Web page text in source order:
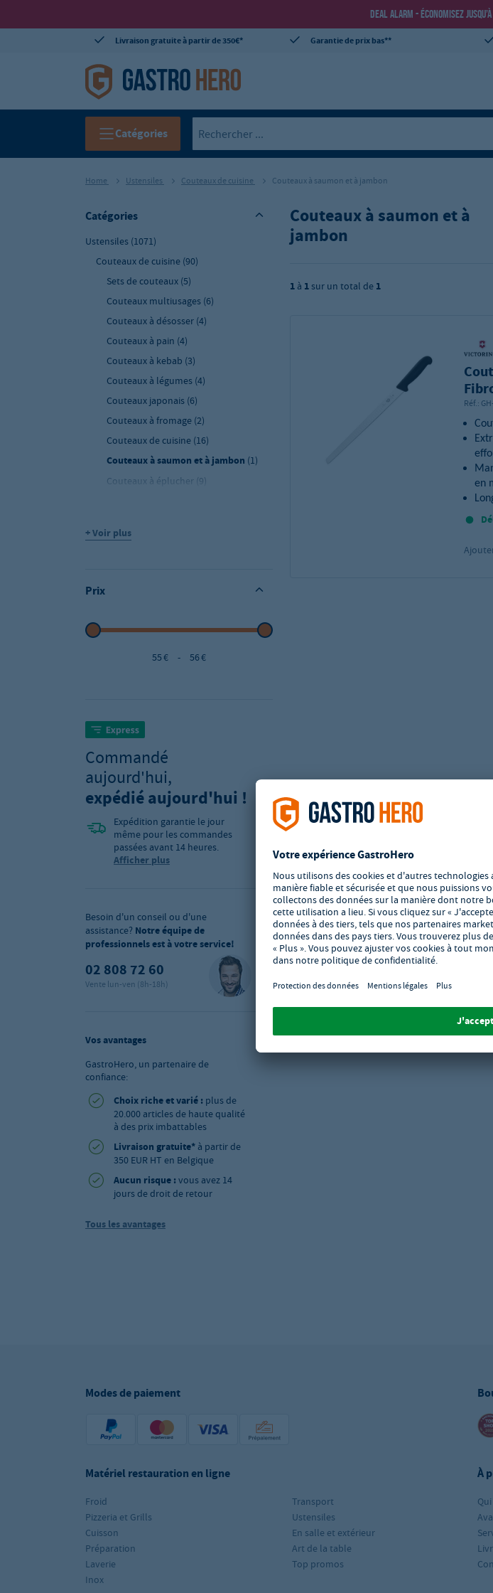
DEAL ALARM - ÉCONOMISEZ
Livraison gratuite à partir de 350€* Garantie de prix bas**
Catégories
Home Ustensiles Couteaux de cuisine Couteaux à saumon et à jambon
Catégories
Ustensiles (1071)
Couteaux de cuisine (90)
Sets de couteaux (5)
Couteaux multiusages (6)
Couteaux à désosser (4)
Couteaux à pain (4)
Couteaux à kebab (3)
Couteaux à légumes (4)
Couteaux japonais (6)
Couteaux à fromage (2)
Couteaux de cuisine (16)
Couteaux à saumon et à jambon (1)
Couteaux à éplucher (9)
Hachoirs berceuses
+ Voir plus
Prix
55 € - 56 €
Commandé
aujourd'hui,
expédié aujourd'hui !
Expédition garantie le jour
même pour les commandes
passées avant 14 heures.
Afficher plus
Besoin d'un conseil ou d'une
assistance? Notre équipe de
professionnels est à votre service!
02 808 72 60
Vente lun-ven (8h-18h)
Vos avantages
GastroHero, un partenaire de
confiance:
Choix riche et varié : plus de
20.000 articles de haute qualité
à des prix imbattables
Livraison gratuite* à partir de
350 EUR HT en Belgique
Aucun risque :vous avez 14
jours de droit de retour
Tous les avantages
Couteaux à saumon et à
jambon
1 à 1 sur un total de 1
Réf.:
en
Modes de paiement
Matériel restauration en ligne
Froid
Pizzeria et Grills
Cuisson
Préparation
Laverie
Inox
Transport
Ustensiles
En salle et extérieur
Art de la table
Top promos
À